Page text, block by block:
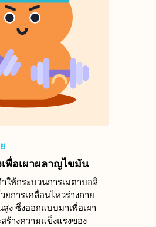
พื่อเผาผลาญไขมัน
ให้กระบวนการเมตาบอลิ
การเคลื่อนไหวร่างกาย
ง ซึ่งออกแบบมาเพื่อเผา
ร้างความแข็งแรงของ